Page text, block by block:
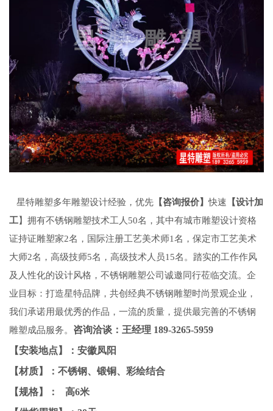
星特雕塑多年雕塑设计经验，优先 【咨询报价】快速 【设计加
工】拥有不锈钢雕塑技术工人 50名，其中有城市雕塑设计资格
证持证雕塑家2名，国际注册工艺美术师1名，保定市工艺美术
大师2名，高级技师5名，高级技术人员15名。踏实的工作作风
及人性化的设计风格，不锈钢雕塑公司诚邀同行莅临交流。企
业目标：打造星特品牌，共创经典不锈钢雕塑时尚景观企业，
我们承诺用最优秀的作品，一流的质量，提供最完善的不锈钢
雕塑成品服务。 咨询洽谈：王经理 189-3265-5959
【安装地点】：安徽凤阳
【材质】：不锈钢、锻铜、彩绘结合
【规格】： 高6米